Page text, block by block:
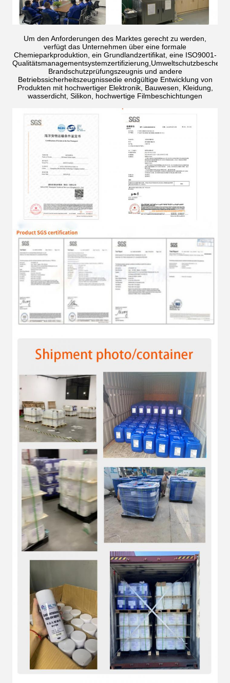
Um den Anforderungen des Marktes gerecht zu werden,
verfügt das Unternehmen über eine formale
Chemieparkproduktion, ein Grundlandzertifikat, eine ISO9001-
Brandschutzprüfungszeugnis und andere
Betriebssicherheitszeugnissedie endgültige Entwicklung von
Produkten mit hochwertiger Elektronik, Bauwesen, Kleidung,
wasserdicht, Silikon, hochwertige Filmbeschichtungen